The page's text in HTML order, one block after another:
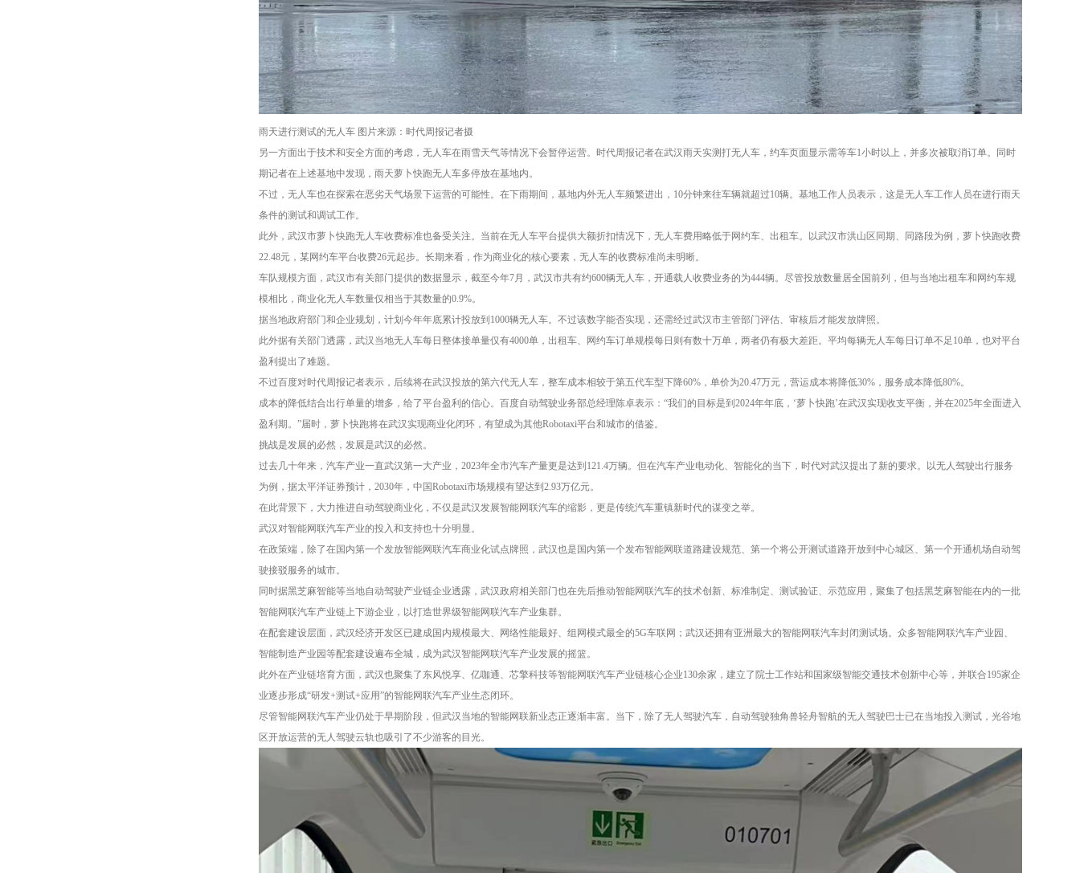
雨天进行测试的无人车 图片来源：时代周报记者摄
另一方面出于技术和安全方面的考虑，无人车在雨雪天气等情况下会暂停运营。时代周报记者在武汉雨天实测打无人车，约车页面显示需等车1小时以上，并多次被取消订单。同时
期记者在上述基地中发现，雨天萝卜快跑无人车多停放在基地内。
不过，无人车也在探索在恶劣天气场景下运营的可能性。在下雨期间，基地内外无人车频繁进出，10分钟来往车辆就超过10辆。基地工作人员表示，这是无人车工作人员在进行雨天
条件的测试和调试工作。
此外，武汉市萝卜快跑无人车收费标准也备受关注。当前在无人车平台提供大额折扣情况下，无人车费用略低于网约车、出租车。以武汉市洪山区同期、同路段为例，萝卜快跑收费
22.48元，某网约车平台收费26元起步。长期来看，作为商业化的核心要素，无人车的收费标准尚未明晰。
车队规模方面，武汉市有关部门提供的数据显示，截至今年7月，武汉市共有约600辆无人车，开通载人收费业务的为444辆。尽管投放数量居全国前列，但与当地出租车和网约车规
模相比，商业化无人车数量仅相当于其数量的0.9%。
据当地政府部门和企业规划，计划今年年底累计投放到1000辆无人车。不过该数字能否实现，还需经过武汉市主管部门评估、审核后才能发放牌照。
此外据有关部门透露，武汉当地无人车每日整体接单量仅有4000单，出租车、网约车订单规模每日则有数十万单，两者仍有极大差距。平均每辆无人车每日订单不足10单，也对平台
盈利提出了难题。
不过百度对时代周报记者表示，后续将在武汉投放的第六代无人车，整车成本相较于第五代车型下降60%，单价为20.47万元，营运成本将降低30%，服务成本降低80%。
成本的降低结合出行单量的增多，给了平台盈利的信心。百度自动驾驶业务部总经理陈卓表示：“我们的目标是到2024年年底，‘萝卜快跑’在武汉实现收支平衡，并在2025年全面进入
盈利期。”届时，萝卜快跑将在武汉实现商业化闭环，有望成为其他Robotaxi平台和城市的借鉴。
挑战是发展的必然，发展是武汉的必然。
过去几十年来，汽车产业一直武汉第一大产业，2023年全市汽车产量更是达到121.4万辆。但在汽车产业电动化、智能化的当下，时代对武汉提出了新的要求。以无人驾驶出行服务
为例，据太平洋证券预计，2030年，中国Robotaxi市场规模有望达到2.93万亿元。
在此背景下，大力推进自动驾驶商业化，不仅是武汉发展智能网联汽车的缩影，更是传统汽车重镇新时代的谋变之举。
武汉对智能网联汽车产业的投入和支持也十分明显。
在政策端，除了在国内第一个发放智能网联汽车商业化试点牌照，武汉也是国内第一个发布智能网联道路建设规范、第一个将公开测试道路开放到中心城区、第一个开通机场自动驾
驶接驳服务的城市。
同时据黑芝麻智能等当地自动驾驶产业链企业透露，武汉政府相关部门也在先后推动智能网联汽车的技术创新、标准制定、测试验证、示范应用，聚集了包括黑芝麻智能在内的一批
智能网联汽车产业链上下游企业，以打造世界级智能网联汽车产业集群。
在配套建设层面，武汉经济开发区已建成国内规模最大、网络性能最好、组网模式最全的5G车联网；武汉还拥有亚洲最大的智能网联汽车封闭测试场。众多智能网联汽车产业园、
智能制造产业园等配套建设遍布全城，成为武汉智能网联汽车产业发展的摇篮。
此外在产业链培育方面，武汉也聚集了东风悦享、亿咖通、芯擎科技等智能网联汽车产业链核心企业130余家，建立了院士工作站和国家级智能交通技术创新中心等，并联合195家企
业逐步形成“研发+测试+应用”的智能网联汽车产业生态闭环。
尽管智能网联汽车产业仍处于早期阶段，但武汉当地的智能网联新业态正逐渐丰富。当下，除了无人驾驶汽车，自动驾驶独角兽轻舟智航的无人驾驶巴士已在当地投入测试，光谷地
区开放运营的无人驾驶云轨也吸引了不少游客的目光。